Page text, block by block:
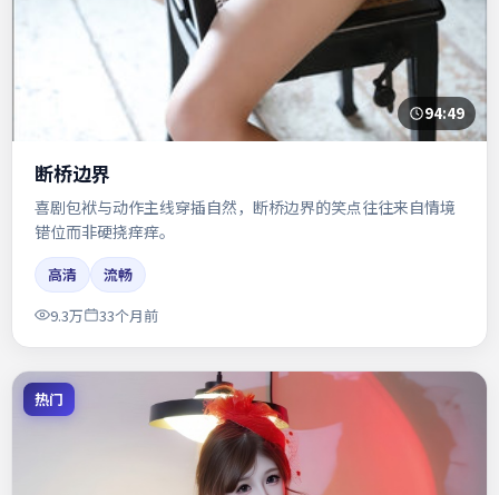
94:49
断桥边界
喜剧包袱与动作主线穿插自然，断桥边界的笑点往往来自情境
错位而非硬挠痒痒。
高清
流畅
9.3万
33个月前
热门